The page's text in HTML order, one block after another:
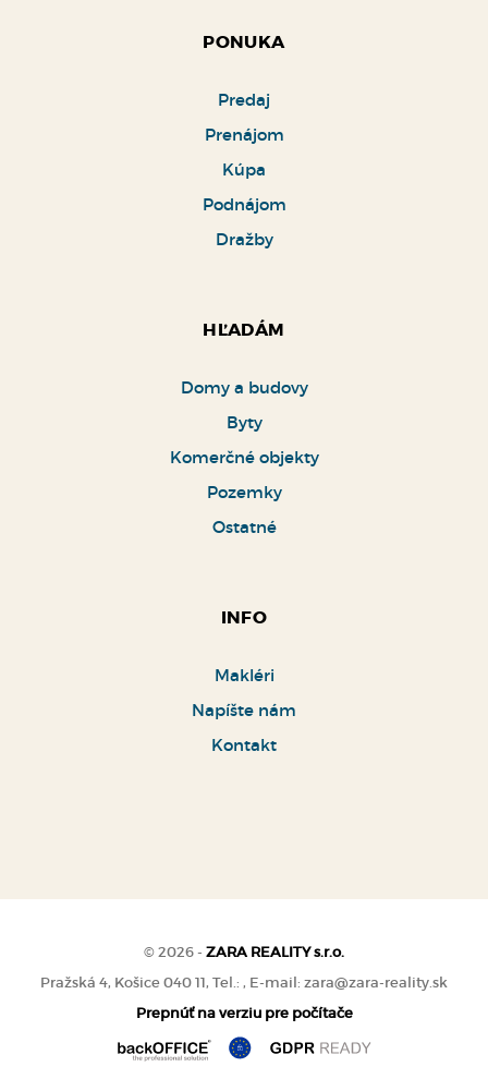
PONUKA
Predaj
Prenájom
Kúpa
Podnájom
Dražby
HĽADÁM
Domy a budovy
Byty
Komerčné objekty
Pozemky
Ostatné
INFO
Makléri
Napíšte nám
Kontakt
© 2026 - ZARA REALITY s.r.o.
Pražská 4, Košice 040 11, Tel.: , E-mail: zara@zara-reality.sk
Prepnúť na verziu pre počítače